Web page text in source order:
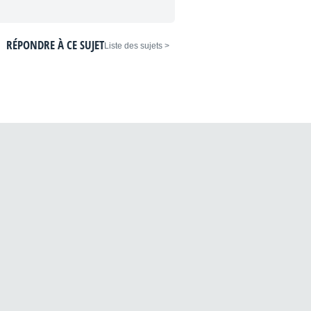
< Liste des sujets
RÉPONDRE À CE SUJET